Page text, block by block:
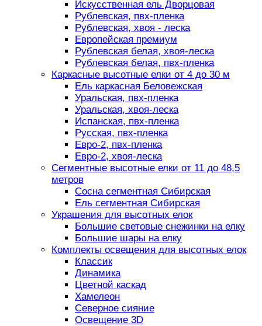
Искусственная ель Дворцовая
Рублевская, пвх-пленка
Рублевская, хвоя - леска
Европейская премиум
Рублевская белая, хвоя-леска
Рублевская белая, пвх-пленка
Каркасные высотные елки от 4 до 30 м
Ель каркасная Беловежская
Уральская, пвх-пленка
Уральская, хвоя-леска
Испанская, пвх-пленка
Русская, пвх-пленка
Евро-2, пвх-пленка
Евро-2, хвоя-леска
Сегментные высотные елки от 11 до 48,5
метров
Сосна сегментная Сибирская
Ель сегментная Сибирская
Украшения для высотных елок
Большие световые снежинки на елку
Большие шары на елку
Комплекты освещения для высотных елок
Классик
Динамика
Цветной каскад
Хамелеон
Северное сияние
Освещение 3D